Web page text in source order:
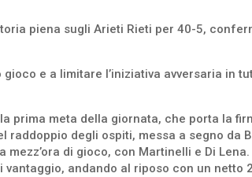
piena sugli Arieti Rieti per 40-5,
e a limitare l’iniziativa avversaria in
prima meta della giornata, che porta la
degli ospiti, messa a segno da
di gioco, con Martinelli e Di
andando al riposo con un netto